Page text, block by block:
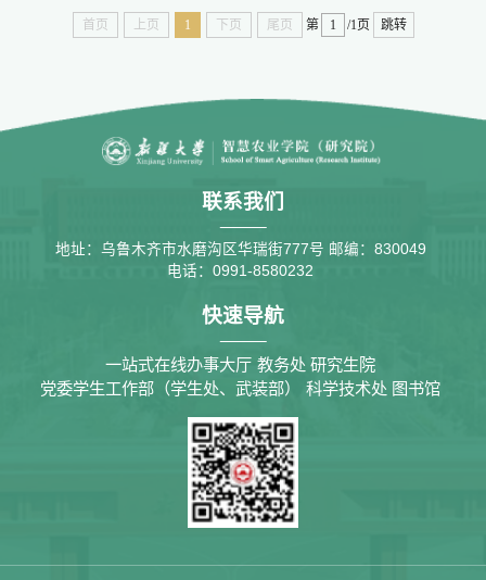
首页 上页 1 下页 尾页 第 /1页 跳转
联系我们
地址：乌鲁木齐市水磨沟区华瑞街777号 邮编：830049
电话：0991-8580232
快速导航
一站式在线办事大厅 教务处 研究生院
党委学生工作部（学生处、武装部）
科学技术处 图书馆